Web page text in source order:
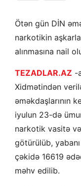
Ötən gün DİN
narkotikin
alınmasına nail
TEZADLAR.AZ -
Xidmətindən
əməkdaşlarının
iyulun 23-də
narkotik vasitə
götürülüb,
çəkidə 16619
məhv edilib.